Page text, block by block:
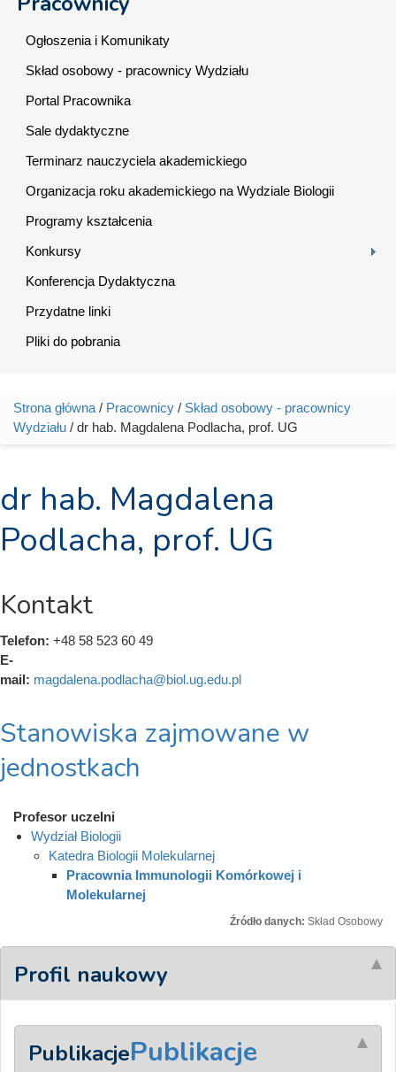
Ogłoszenia i Komunikaty
Skład osobowy - pracownicy Wydziału
Portal Pracownika
Sale dydaktyczne
Terminarz nauczyciela akademickiego
Organizacja roku akademickiego na Wydziale Biologii
Programy kształcenia
Konkursy
Konferencja Dydaktyczna
Przydatne linki
Pliki do pobrania
Jesteś tutaj
Strona główna / Pracownicy / Skład osobowy - pracownicy
Wydziału / dr hab. Magdalena Podlacha, prof. UG
dr hab. Magdalena
Podlacha, prof. UG
Kontakt
Telefon: +48 58 523 60 49
E-
mail: magdalena.podlacha@biol.ug.edu.pl
Stanowiska zajmowane w
jednostkach
Profesor uczelni
Wydział Biologii
Katedra Biologii Molekularnej
Pracownia Immunologii Komórkowej i
Molekularnej
Źródło danych: Skład Osobowy
Profil naukowy
PublikacjePublikacje